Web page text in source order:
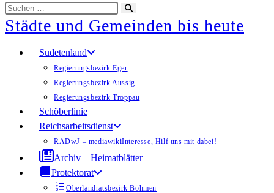
Diese
Website
durchsuchen
starten
Städte und Gemeinden bis heute
Sudetenland
Regierungsbezirk Eger
Regierungsbezirk Aussig
Regierungsbezirk Troppau
Schöberlinie
Reichsarbeitsdienst
RADwJ – mediawikiInteresse, Hilf uns mit dabei!
Archiv – Heimatblätter
Protektorat
Oberlandratsbezirk Böhmen